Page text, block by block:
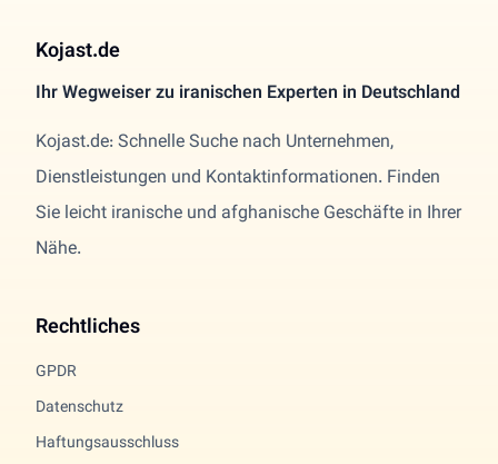
Kojast.de
Ihr Wegweiser zu iranischen Experten in Deutschland
Kojast.de: Schnelle Suche nach Unternehmen,
Dienstleistungen und Kontaktinformationen. Finden
Sie leicht iranische und afghanische Geschäfte in Ihrer
Nähe.
Rechtliches
GPDR
Datenschutz
Haftungsausschluss